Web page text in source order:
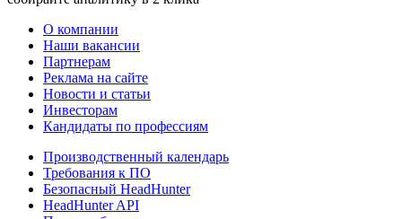
О компании
Наши вакансии
Партнерам
Реклама на сайте
Новости и статьи
Инвесторам
Кандидаты по профессиям
Производственный календарь
Требования к ПО
Безопасный HeadHunter
HeadHunter API